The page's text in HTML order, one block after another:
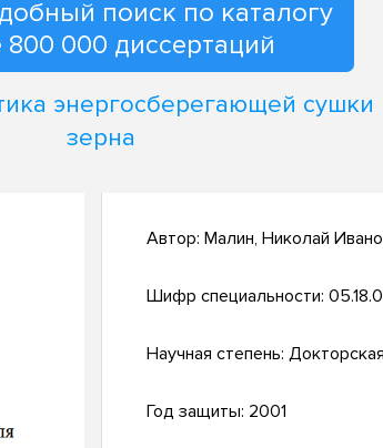
поиск по каталогу
800 000 диссертаций
энергосберегающей сушки
зерна
Автор: Малин, Николай
Шифр специальности:
Научная степень: Докторская
Год защиты: 2001